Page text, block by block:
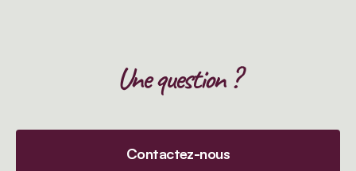
Une question ?
Contactez-nous